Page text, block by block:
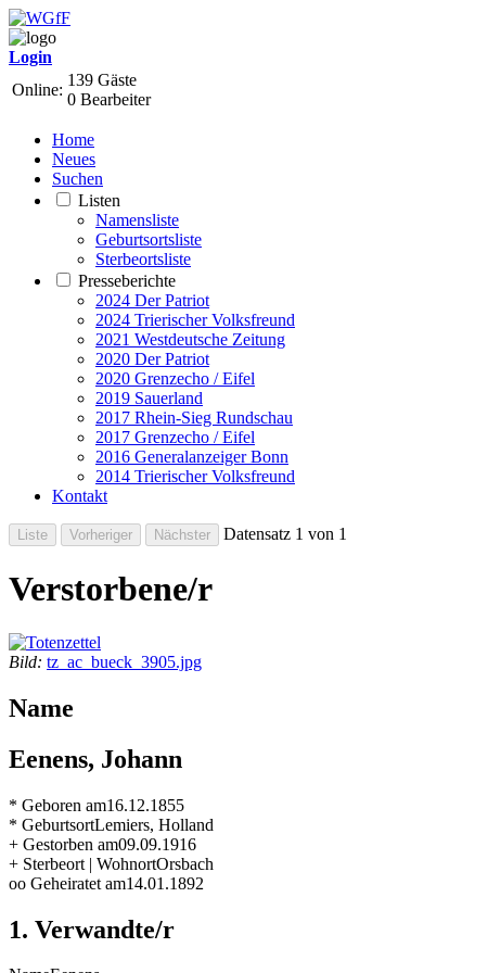
Login
Online:
139 Gäste
0 Bearbeiter
Home
Neues
Suchen
Listen
Namensliste
Geburtsortsliste
Sterbeortsliste
Presseberichte
2024 Der Patriot
2024 Trierischer Volksfreund
2021 Westdeutsche Zeitung
2020 Der Patriot
2020 Grenzecho / Eifel
2019 Sauerland
2017 Rhein-Sieg Rundschau
2017 Grenzecho / Eifel
2016 Generalanzeiger Bonn
2014 Trierischer Volksfreund
Kontakt
Datensatz 1 von 1
Verstorbene/r
Bild: tz_ac_bueck_3905.jpg
Name
Eenens, Johann
* Geboren am16.12.1855
* GeburtsortLemiers, Holland
+ Gestorben am09.09.1916
+ Sterbeort | WohnortOrsbach
oo Geheiratet am14.01.1892
1. Verwandte/r